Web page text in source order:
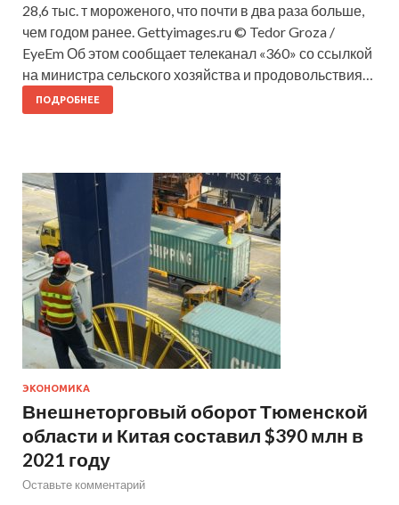
28,6 тыс. т мороженого, что почти в два раза больше,
чем годом ранее. Gettyimages.ru © Tedor Groza /
EyeEm Об этом сообщает телеканал «360» со ссылкой
на министра сельского хозяйства и продовольствия…
ПОДРОБНЕЕ
ЭКОНОМИКА
Внешнеторговый оборот Тюменской
области и Китая составил $390 млн в
2021 году
Оставьте комментарий